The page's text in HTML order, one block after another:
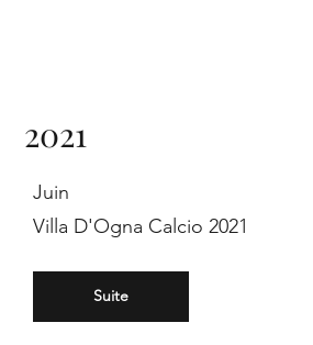
2021
Juin
Villa D'Ogna Calcio 2021
Suite